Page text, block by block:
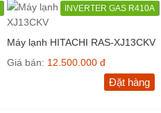
INVERTER GAS R410A
Máy lạnh HITACHI RAS-XJ13CKV
Giá bán: 12.500.000 đ
Đặt hàng